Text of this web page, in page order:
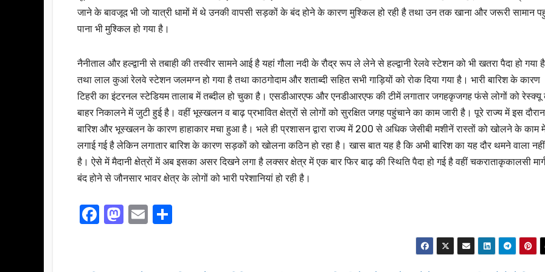
जाने के बावजूद भी जो यात्री धामों में थे उनकी वापसी सड़कों के बंद होने के कारण मुश्किल हो रही है तथा उन तक खाना और जरूरी सामान
पाना भी मुश्किल हो गया है।
नैनीताल और हल्द्वानी से तबाही की तस्वीर सामने आई है यहां गौला नदी के रौद्र रूप ले लेने से हल्द्वानी रेलवे स्टेशन को भी खतरा पैदा हो गया है
तथा लाल कुआं रेलवे स्टेशन जलमग्न हो गया है तथा काठगोदाम और शताब्दी सहित सभी गाड़ियों को रोक दिया गया है। भारी बारिश के कारण
टिहरी का इंटरनल स्टेडियम तालाब में तब्दील हो चुका है। एसडीआरएफ और एनडीआरएफ की टीमें लगातार जगहकृजगह फंसे लोगों को रेस्क्यू
बाहर निकालने में जुटी हुई है। वहीं भूस्खलन व बाढ़ प्रभावित क्षेत्रों से लोगों को सुरक्षित जगह पहुंचाने का काम जारी है। पूरे राज्य में इस दौरान
बारिश और भूस्खलन के कारण हाहाकार मचा हुआ है। भले ही प्रशासन द्वारा राज्य में 200 से अधिक जेसीबी मशीनें रास्तों को खोलने के काम
लगाई गई है लेकिन लगातार बारिश के कारण सड़कों को खोलना कठिन हो रहा है। खास बात यह है कि अभी बारिश का यह दौर थमने वाला नहीं
है। ऐसे में मैदानी क्षेत्रों में अब इसका असर दिखने लगा है लक्सर क्षेत्र में एक बार फिर बाढ़ की स्थिति पैदा हो गई है वहीं चकराताकृकालसी
बंद होने से जौनसार भावर क्षेत्र के लोगों को भारी परेशानियां हो रही है।
F
M E
उत्तराखण्ड उत्तराखण्ड